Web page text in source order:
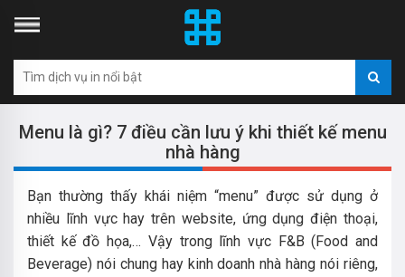
Menu là gì? 7 điều cần lưu ý khi thiết kế menu
nhà hàng
Bạn thường thấy khái niệm “menu” được sử dụng ở
nhiều lĩnh vực hay trên website, ứng dụng điện thoại,
thiết kế đồ họa,… Vậy trong lĩnh vực F&B (Food and
Beverage) nói chung hay kinh doanh nhà hàng nói riêng,